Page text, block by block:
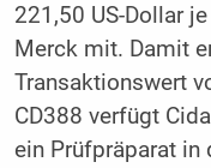
221,50 US-Dollar
Merck mit. Damit
Transaktionswert
CD388 verfügt
ein Prüfpräparat in